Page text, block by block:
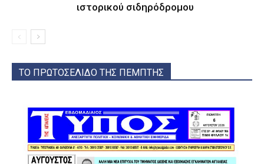
ιστορικού σιδηρόδρομου
ΤΟ ΠΡΩΤΟΣΕΛΙΔΟ ΤΗΣ ΠΕΜΠΤΗΣ